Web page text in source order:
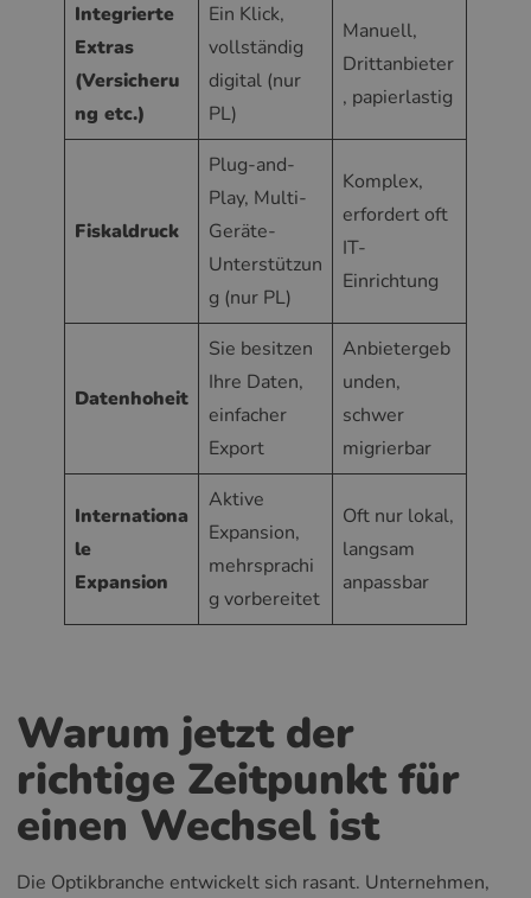
Integrierte
Extras
(Versicheru
ng etc.)
Ein Klick,
vollständig
digital (nur
PL)
Manuell,
Drittanbieter
, papierlastig
Fiskaldruck
Plug-and-
Play, Multi-
Geräte-
Unterstützun
g (nur PL)
Komplex,
erfordert oft
IT-
Einrichtung
Datenhoheit
Sie besitzen
Ihre Daten,
einfacher
Export
Anbietergeb
unden,
schwer
migrierbar
Internationa
le
Expansion
Aktive
Expansion,
mehrsprachi
g vorbereitet
Oft nur lokal,
langsam
anpassbar
Warum jetzt der
richtige Zeitpunkt für
einen Wechsel ist
Die Optikbranche entwickelt sich rasant. Unternehmen,